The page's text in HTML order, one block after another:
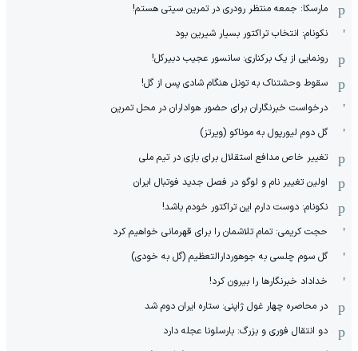
مارسکا: جمعه منتظر رودری در تمرین سیتی هستم!
نکونام: انتخاب تراکتور بسیار شیرین بود
رونمایی از یک برکناری: سانسور عجیب دبیرکل!
سقوط وحشتناک به تونل هنگام شادی پس از گل!
درخواست خبرنگاران برای حضور هواداران در محل تمرین
گل دوم لیورپول به موناکو (ویرتز)
تغییر خاص مدافع استقلال برای بازی در تیم ملی
اولین تغییر نام و لوگو در فصل جدید فوتبال ایران
نکونام: دوست دارم این تراکتور خودم باشد!
حجت کریمی: تمام تلاشمان را برای قهرمانی خواهیم کرد
گل سوم چلسی به جوهوردارالتعظیم (گل به خودی)
خداداد خبرنگارها را بیرون کرد!
در محاصره چهار غول ژاپنی: ستاره ایران دوم شد
دو انتقال فوری و بزرگ: بارسلونا عجله دارد